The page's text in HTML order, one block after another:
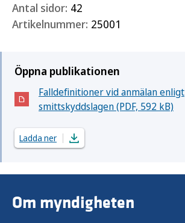
Antal sidor: 42
Artikelnummer: 25001
Öppna publikationen
Falldefinitioner vid anmälan enligt
smittskyddslagen (PDF, 592 kB)
(Öppnas i nytt fönster)
Ladda ner
Om myndigheten